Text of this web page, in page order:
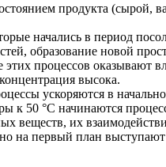
продукта (сырой,
начались в период
образование новой
процессов оказывают
высока.
ускоряются в
к 50 °C начинаются
веществ, их
на первый план